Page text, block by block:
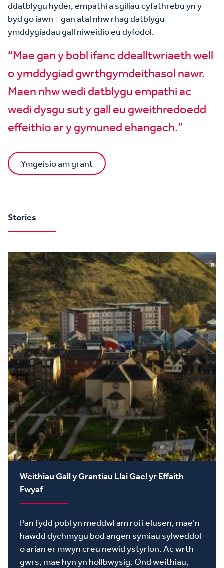
ddatblygu hyder, empathi a sgiliau cyfathrebu yn y
byd go iawn – gan atal nhw rhag datblygu
ymddygiadau gall niweidio eu dyfodol.
“Mae gan y bobl ifanc ddealltwriaeth well
o ymddygiad gwrthgymdeithasol nawr.
Maen nhw wedi datblygu empathi ac
wedi dysgu sut y gall eu gweithredoedd
effeithio ar y gymuned ehangach.”
Ymgeisio am grant
Stories
Weithiau Gall y Grantiau Llai Gael yr Effaith
Fwyaf
Pan fydd pobl yn meddwl am roi i elusen, mae’n
hawdd dychmygu bod angen symiau sylweddol
o arian er mwyn creu newid ystyrlon. Ac wrth
gwrs, mae hyn yn hollbwysig. Ond weithiau,